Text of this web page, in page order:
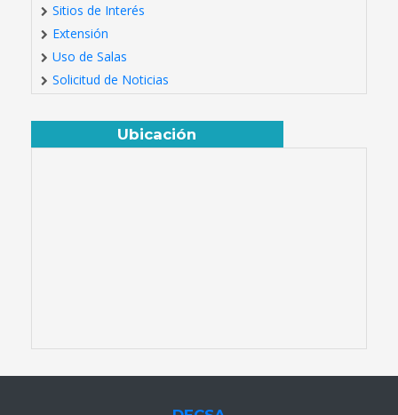
Sitios de Interés
Extensión
Uso de Salas
Solicitud de Noticias
Ubicación